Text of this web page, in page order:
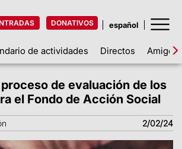
DONATIVOS
de actividades Directos Amigos
de evaluación de los
el Fondo de Acción Social
2/02/24